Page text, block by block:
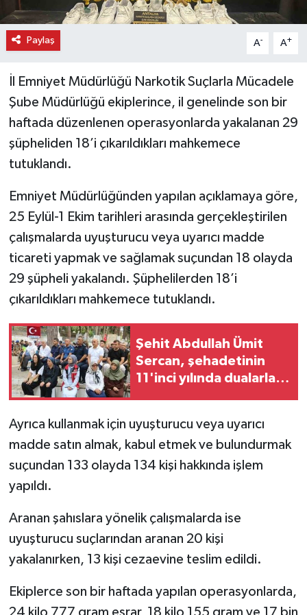
Paylaş A- A+
İl Emniyet Müdürlüğü Narkotik Suçlarla Mücadele
Şube Müdürlüğü ekiplerince, il genelinde son bir
haftada düzenlenen operasyonlarda yakalanan 29
şüpheliden 18’i çıkarıldıkları mahkemece
tutuklandı.
Emniyet Müdürlüğünden yapılan açıklamaya göre,
25 Eylül-1 Ekim tarihleri arasında gerçekleştirilen
çalışmalarda uyuşturucu veya uyarıcı madde
ticareti yapmak ve sağlamak suçundan 18 olayda
29 şüpheli yakalandı. Şüphelilerden 18’i
çıkarıldıkları mahkemece tutuklandı.
Şehit Abdullah Ümit
Sercan, şehadetinin
11'inci yılında dualarla
Ayrıca kullanmak için uyuşturucu veya uyarıcı
madde satın almak, kabul etmek ve bulundurmak
suçundan 133 olayda 134 kişi hakkında işlem
yapıldı.
Aranan şahıslara yönelik çalışmalarda ise
uyuşturucu suçlarından aranan 20 kişi
yakalanırken, 13 kişi cezaevine teslim edildi.
Ekiplerce son bir haftada yapılan operasyonlarda,
24 kilo 777 gram esrar, 18 kilo 155 gram ve 17 bin